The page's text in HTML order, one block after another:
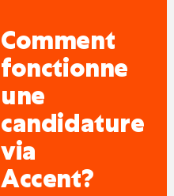
Comment
fonctionne
une
candidature
via
Accent?